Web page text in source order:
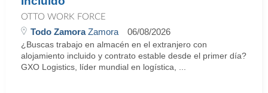
OTTO WORK FORCE
Todo ZamoraZamora 06/08/2026
¿Buscas trabajo en almacén en el extranjero con
alojamiento incluido y contrato estable desde el primer día?
GXO Logistics, líder mundial en logística, ...